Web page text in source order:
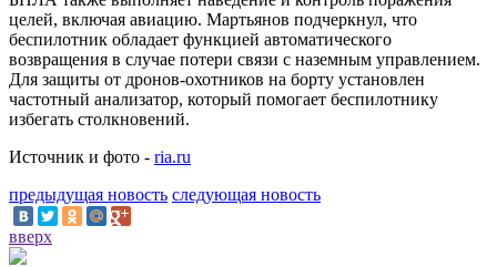
целей, включая авиацию. Мартьянов подчеркнул, что
беспилотник обладает функцией автоматического
возвращения в случае потери связи с наземным управлением.
Для защиты от дронов-охотников на борту установлен
частотный анализатор, который помогает беспилотнику
избегать столкновений.
Источник и фото - ria.ru
предыдущая новость следующая новость
вверх